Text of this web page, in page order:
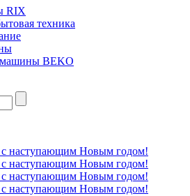
RIX
техника
BEKO
с наступающим Новым годом!
с наступающим Новым годом!
с наступающим Новым годом!
с наступающим Новым годом!